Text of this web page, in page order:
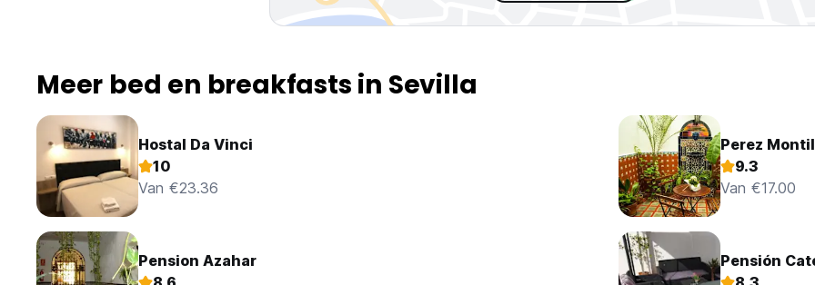
Meer bed en breakfasts in Sevilla
Hostal Da Vinci
10
Van €23.36
Perez
9.3
Van €17.00
Pension Azahar
Pensión